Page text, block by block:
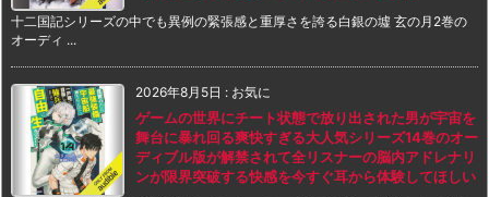
十二国記シリーズの中でも異例の緊張感と重厚さを誇る白銀の墟 玄の月2巻の
オーディ ...
2026年8月5日 : お気に
ゲームの世界にチート状態で放り出された男が宇宙を
舞台に暴れ回る爽快すぎる大人気シリーズ14巻のオー
ディブル版が解禁されて全リスナーの脳内アドレナリ
ンが限界突破する快感を今すぐ耳から体験してほしい